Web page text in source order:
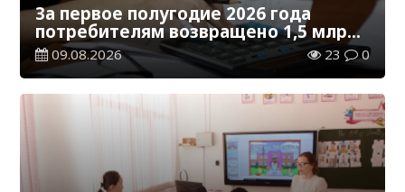
За первое полугодие 2026 года
потребителям возвращено 1,5 млрд
тенге
09.08.2026 23 0